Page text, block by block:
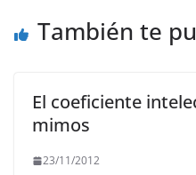
También te
El coeficiente
mimos
23/11/2012